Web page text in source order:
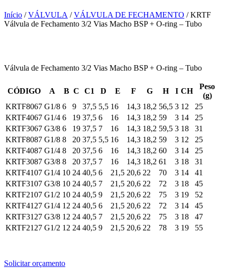
Início /VÁLVULA /VÁLVULA DE FECHAMENTO / KRTF
Válvula de Fechamento 3/2 Vias Macho BSP + O-ring – Tubo
Válvula de Fechamento 3/2 Vias Macho BSP + O-ring – Tubo
CÓDIGO A B C C1 D E F G H I CH
Peso
(g)
KRTF8067 G1/8 6 9 37,5 5,5 16 14,3 18,2 56,5 3 12
25
KRTF4067 G1/4 6 19 37,5 6 16 14,3 18,2 59 3 14
25
KRTF3067 G3/8 6 19 37,5 7 16 14,3 18,2 59,5 3 18
31
KRTF8087 G1/8 8 20 37,5 5,5 16 14,3 18,2 59 3 12
25
KRTF4087 G1/4 8 20 37,5 6 16 14,3 18,2 60 3 14
25
KRTF3087 G3/8 8 20 37,5 7 16 14,3 18,2 61 3 18
31
KRTF4107 G1/4 10 24 40,5 6 21,5 20,6 22 70 3 14
41
KRTF3107 G3/8 10 24 40,5 7 21,5 20,6 22 72 3 18
45
KRTF2107 G1/2 10 24 40,5 9 21,5 20,6 22 75 3 19
52
KRTF4127 G1/4 12 24 40,5 6 21,5 20,6 22 72 3 14
45
KRTF3127 G3/8 12 24 40,5 7 21,5 20,6 22 75 3 18
47
KRTF2127 G1/2 12 24 40,5 9 21,5 20,6 22 78 3 19 55
Solicitar orçamento